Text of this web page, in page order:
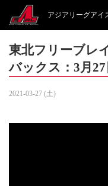
アジアリーグアイ
東北フリーブレ
バックス：3月27
2021-03-27 (土)